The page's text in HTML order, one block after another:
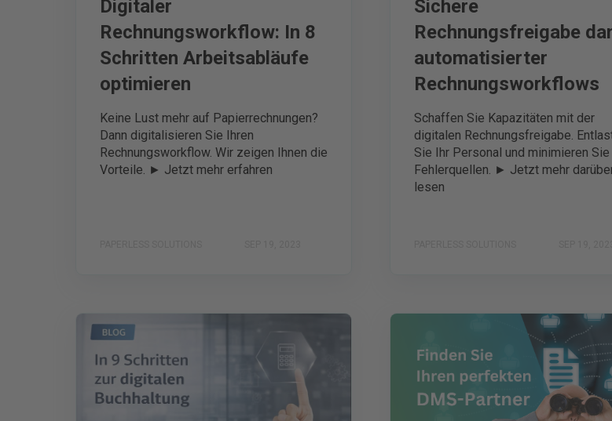
Digitaler
Rechnungsworkflow: In 8
Schritten Arbeitsabläufe
optimieren
Keine Lust mehr auf Papierrechnungen?
Dann digitalisieren Sie Ihren
Rechnungsworkflow. Wir zeigen Ihnen die
Vorteile. ► Jetzt mehr erfahren
Sichere
Rechnungsfreigabe
automatisierter
Rechnungsworkflows
Schaffen Sie Kapazitäten mit der
digitalen Rechnungsfreigabe.
Sie Ihr Personal und minimieren Sie
Fehlerquellen. ► Jetzt mehr
lesen